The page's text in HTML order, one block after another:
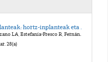
Hortz-inplanteak: hortz-inplanteak eta konektibo-ehunaren mentua
Aguirre-Zorzano LA, Estefanía-Fresco R, Fernández-Jiménez A, García-De-La-Fuente AM
28(a)